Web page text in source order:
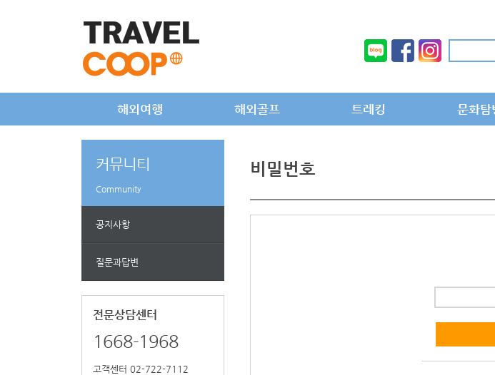
해외여행 해외골프 트레킹 문화탐
커뮤니티
Community
공지사항
질문과답변
전문상담센터
1668-1968
고객센터 02-722-7112
비밀번호